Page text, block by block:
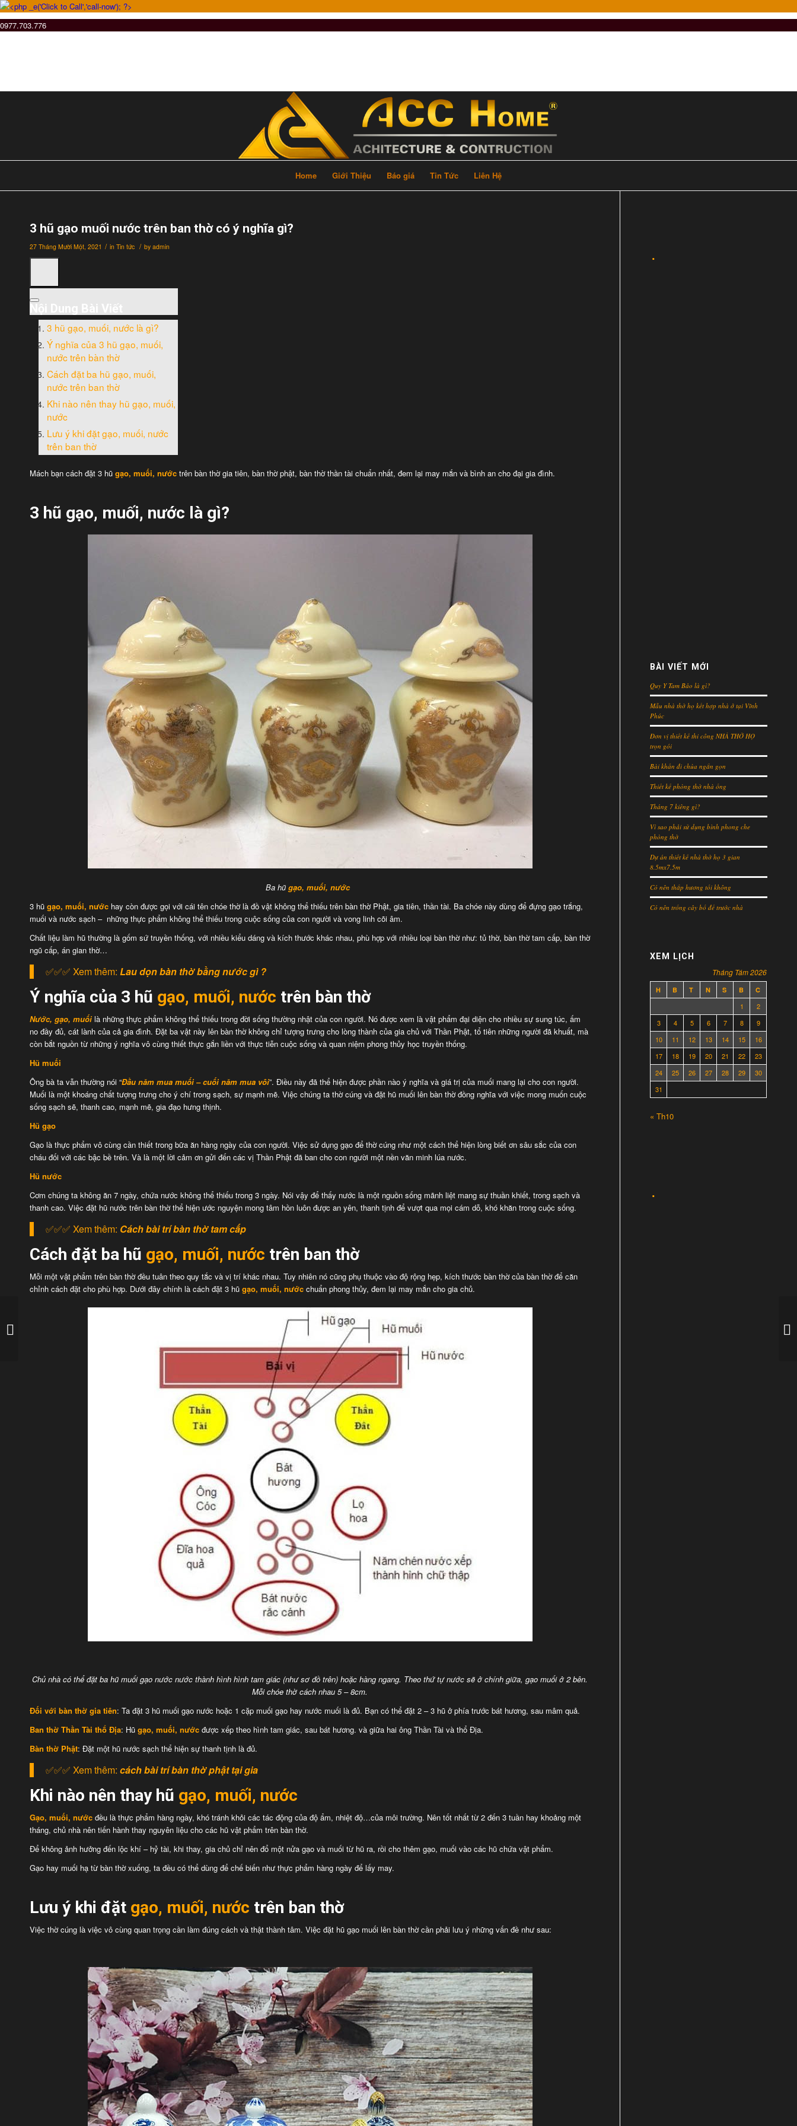
0977.703.776
Home Giới Thiệu Báo giá Tin Tức Liên Hệ
3 hũ gạo muối nước trên ban thờ có ý nghĩa gì?
27 Tháng Mười Một, 2021 / in Tin tức / by admin
3 hũ gạo, muối, nước là gì?
Ý nghĩa của 3 hũ gạo, muối,
nước trên bàn thờ
Cách đặt ba hũ gạo, muối,
nước trên ban thờ
Khi nào nên thay hũ gạo, muối,
nước
Lưu ý khi đặt gạo, muối, nước
trên ban thờ
Mách bạn cách đặt 3 hũ gạo, muối, nước trên bàn thờ gia tiên, bàn thờ phật, bàn thờ thần tài chuẩn nhất, đem lại may mắn và bình an cho đại gia đình.
3 hũ gạo, muối, nước là gì?
Ba hũ gạo, muối, nước
3 hũ gạo, muối, nước hay còn được gọi với cái tên chóe thờ là đồ vật không thể thiếu trên bàn thờ Phật, gia tiên, thần tài. Ba chóe này dùng để đựng gạo trắng,
muối và nước sạch – những thực phẩm không thể thiếu trong cuộc sống của con người và vong linh cõi âm.
Chất liệu làm hũ thường là gốm sứ truyền thống, với nhiều kiểu dáng và kích thước khác nhau, phù hợp với nhiều loại bàn thờ như: tủ thờ, bàn thờ tam cấp, bàn thờ
ngũ cấp, án gian thờ…
✅✅✅ Xem thêm: Lau dọn bàn thờ bằng nước gì ?
Ý nghĩa của 3 hũ gạo, muối, nước trên bàn thờ
Nước, gạo, muối là những thực phẩm không thể thiếu trong đời sống thường nhật của con người. Nó được xem là vật phẩm đại diện cho nhiều sự sung túc, ấm
no đầy đủ, cát lành của cả gia đình. Đặt ba vật này lên bàn thờ không chỉ tượng trưng cho lòng thành của gia chủ với Thần Phật, tổ tiên những người đã khuất, mà
còn bắt nguồn từ những ý nghĩa vô cùng thiết thực gắn liền với thực tiễn cuộc sống và quan niệm phong thủy học truyền thống.
Hũ muối
Ông bà ta vẫn thường nói “Đầu năm mua muối – cuối năm mua vôi”. Điều này đã thể hiện được phần nào ý nghĩa và giá trị của muối mang lại cho con người.
Muối là một khoáng chất tượng trưng cho ý chí trong sạch, sự mạnh mẽ. Việc chúng ta thờ cúng và đặt hũ muối lên bàn thờ đồng nghĩa với việc mong muốn cuộc
sống sạch sẽ, thanh cao, mạnh mẽ, gia đạo hưng thịnh.
Hũ gạo
Gạo là thực phẩm vô cùng cần thiết trong bữa ăn hàng ngày của con người. Việc sử dụng gạo để thờ cúng như một cách thể hiện lòng biết ơn sâu sắc của con
cháu đối với các bậc bề trên. Và là một lời cảm ơn gửi đến các vị Thần Phật đã ban cho con người một nền văn minh lúa nước.
Hũ nước
Cơm chúng ta không ăn 7 ngày, chứa nước không thể thiếu trong 3 ngày. Nói vậy để thấy nước là một nguồn sống mãnh liệt mang sự thuần khiết, trong sạch và
thanh cao. Việc đặt hũ nước trên bàn thờ thể hiện ước nguyện mong tâm hồn luôn được an yên, thanh tịnh để vượt qua mọi cám dỗ, khó khăn trong cuộc sống.
✅✅✅ Xem thêm: Cách bài trí bàn thờ tam cấp
Cách đặt ba hũ gạo, muối, nước trên ban thờ
Mỗi một vật phẩm trên bàn thờ đều tuân theo quy tắc và vị trí khác nhau. Tuy nhiên nó cũng phụ thuộc vào độ rộng hẹp, kích thước bàn thờ của bàn thờ để căn
chỉnh cách đặt cho phù hợp. Dưới đây chính là cách đặt 3 hũ gạo, muối, nước chuẩn phong thủy, đem lại may mắn cho gia chủ.
Chủ nhà có thể đặt ba hũ muối gạo nước nước thành hình hình tam giác (như sơ đồ trên) hoặc hàng ngang. Theo thứ tự nước sẽ ở chính giữa, gạo muối ở 2 bên.
Mỗi chóe thờ cách nhau 5 – 8cm.
Đối với bàn thờ gia tiên: Ta đặt 3 hũ muối gạo nước hoặc 1 cặp muối gạo hay nước muối là đủ. Bạn có thể đặt 2 – 3 hũ ở phía trước bát hương, sau mâm quả.
Ban thờ Thần Tài thổ Địa: Hũ gạo, muối, nước được xếp theo hình tam giác, sau bát hương. và giữa hai ông Thần Tài và thổ Địa.
Bàn thờ Phật: Đặt một hũ nước sạch thể hiện sự thanh tịnh là đủ.
✅✅✅ Xem thêm: cách bài trí bàn thờ phật tại gia
Khi nào nên thay hũ gạo, muối, nước
Gạo, muối, nước đều là thực phẩm hàng ngày, khó tránh khỏi các tác động của độ ẩm, nhiệt độ…của môi trường. Nên tốt nhất từ 2 đến 3 tuần hay khoảng một
tháng, chủ nhà nên tiến hành thay nguyên liệu cho các hũ vật phẩm trên bàn thờ.
Để không ảnh hưởng đến lộc khí – hỷ tài, khi thay, gia chủ chỉ nên đổ một nửa gạo và muối từ hũ ra, rồi cho thêm gạo, muối vào các hũ chứa vật phẩm.
Gạo hay muối hạ từ bàn thờ xuống, ta đều có thể dùng để chế biến như thực phẩm hàng ngày để lấy may.
Lưu ý khi đặt gạo, muối, nước trên ban thờ
Việc thờ cúng là việc vô cùng quan trọng cần làm đúng cách và thật thành tâm. Việc đặt hũ gạo muối lên bàn thờ cần phải lưu ý những vấn đề như sau:
BÀI VIẾT MỚI
Quy Y Tam Bảo là gì?
Mẫu nhà thờ họ kết hợp nhà ở tại Vĩnh
Phúc
Đơn vị thiết kế thi công NHÀ THỜ HỌ
trọn gói
Bài khấn đi chùa ngắn gọn
Thiết kế phòng thờ nhà ống
Tháng 7 kiêng gì?
Vì sao phải sử dụng bình phong che
phòng thờ
Dự án thiết kế nhà thờ họ 3 gian
8.5mx7.5m
Có nên thắp hương tối không
Có nên trồng cây bồ đề trước nhà
XEM LỊCH
Tháng Tám 2026
H B T N S B C
1
2
3
4 5 6 7 8
9
10
11 12 13 14 15
16
17
18 19 20 21 22
23
24
25 26 27 28 29
30
31
« Th10